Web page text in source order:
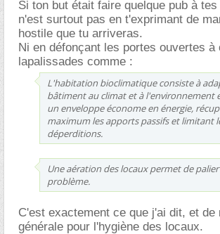
Si ton but était faire quelque pub à
n'est surtout pas en t'exprimant de
hostile que tu arriveras.
Ni en défonçant les portes ouvertes à
lapalissades comme :
L'habitation bioclimatique consiste à
bâtiment au climat et à l'environnement
un enveloppe économe en énergie,
maximum les apports passifs et limitant
déperditions.
Une aération des locaux permet de palier
problème.
C'est exactement ce que j'ai dit, et de
générale pour l'hygiène des locaux.